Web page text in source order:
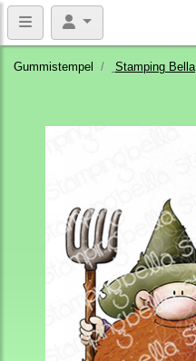
Gummistempel Stamping Bella